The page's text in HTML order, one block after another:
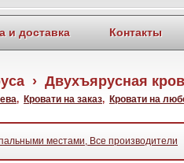
и доставка Контакты
› Двухъярусная
, Кровати на заказ, Кровати на
местами, Все производители